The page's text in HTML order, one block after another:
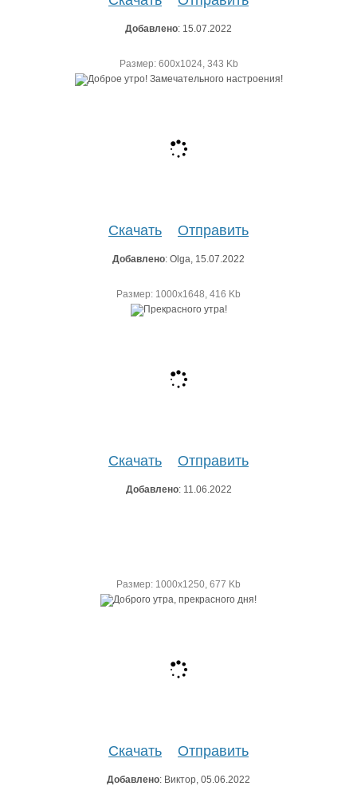
Добавлено: 15.07.2022
Размер: 600х1024, 343 Kb
Скачать Отправить
Добавлено: Olga, 15.07.2022
Размер: 1000х1648, 416 Kb
Скачать Отправить
Добавлено: 11.06.2022
Размер: 1000х1250, 677 Kb
Скачать Отправить
Добавлено: Виктор, 05.06.2022